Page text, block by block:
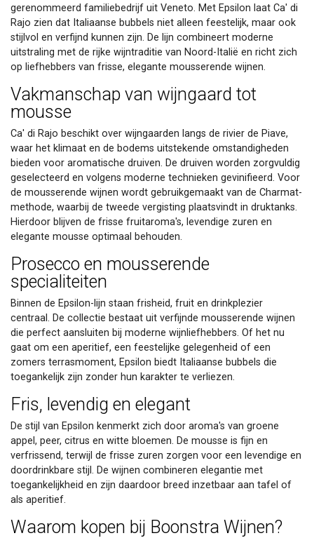
gerenommeerd familiebedrijf uit Veneto. Met Epsilon laat Ca' di
Rajo zien dat Italiaanse bubbels niet alleen feestelijk, maar ook
stijlvol en verfijnd kunnen zijn. De lijn combineert moderne
uitstraling met de rijke wijntraditie van Noord-Italië en richt zich
op liefhebbers van frisse, elegante mousserende wijnen.
Vakmanschap van wijngaard tot
mousse
Ca' di Rajo beschikt over wijngaarden langs de rivier de Piave,
waar het klimaat en de bodems uitstekende omstandigheden
bieden voor aromatische druiven. De druiven worden zorgvuldig
geselecteerd en volgens moderne technieken gevinifieerd. Voor
de mousserende wijnen wordt gebruikgemaakt van de Charmat-
methode, waarbij de tweede vergisting plaatsvindt in druktanks.
Hierdoor blijven de frisse fruitaroma's, levendige zuren en
elegante mousse optimaal behouden.
Prosecco en mousserende
specialiteiten
Binnen de Epsilon-lijn staan frisheid, fruit en drinkplezier
centraal. De collectie bestaat uit verfijnde mousserende wijnen
die perfect aansluiten bij moderne wijnliefhebbers. Of het nu
gaat om een aperitief, een feestelijke gelegenheid of een
zomers terrasmoment, Epsilon biedt Italiaanse bubbels die
toegankelijk zijn zonder hun karakter te verliezen.
Fris, levendig en elegant
De stijl van Epsilon kenmerkt zich door aroma's van groene
appel, peer, citrus en witte bloemen. De mousse is fijn en
verfrissend, terwijl de frisse zuren zorgen voor een levendige en
doordrinkbare stijl. De wijnen combineren elegantie met
toegankelijkheid en zijn daardoor breed inzetbaar aan tafel of
als aperitief.
Waarom kopen bij Boonstra Wijnen?